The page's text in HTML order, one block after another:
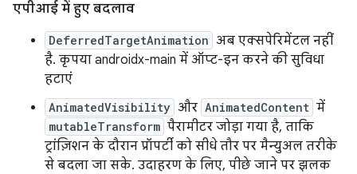
एपीआई में हुए बदलाव
DeferredTargetAnimation अब एक्सपेरिमेंटल नहीं
है. कृपया androidx-main में ऑप्ट-इन करने की सुविधा
हटाएं
AnimatedVisibility और AnimatedContent में
mutableTransform पैरामीटर जोड़ा गया है, ताकि
ट्रांज़िशन के दौरान प्रॉपर्टी को सीधे तौर पर मैन्युअल तरीके
से बदला जा सके. उदाहरण के लिए, पीछे जाने पर झलक